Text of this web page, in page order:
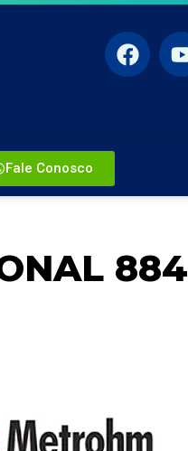
Fale Conosco
884